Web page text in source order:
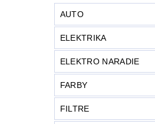
AUTO
ELEKTRIKA
ELEKTRO NARADIE
FARBY
FILTRE